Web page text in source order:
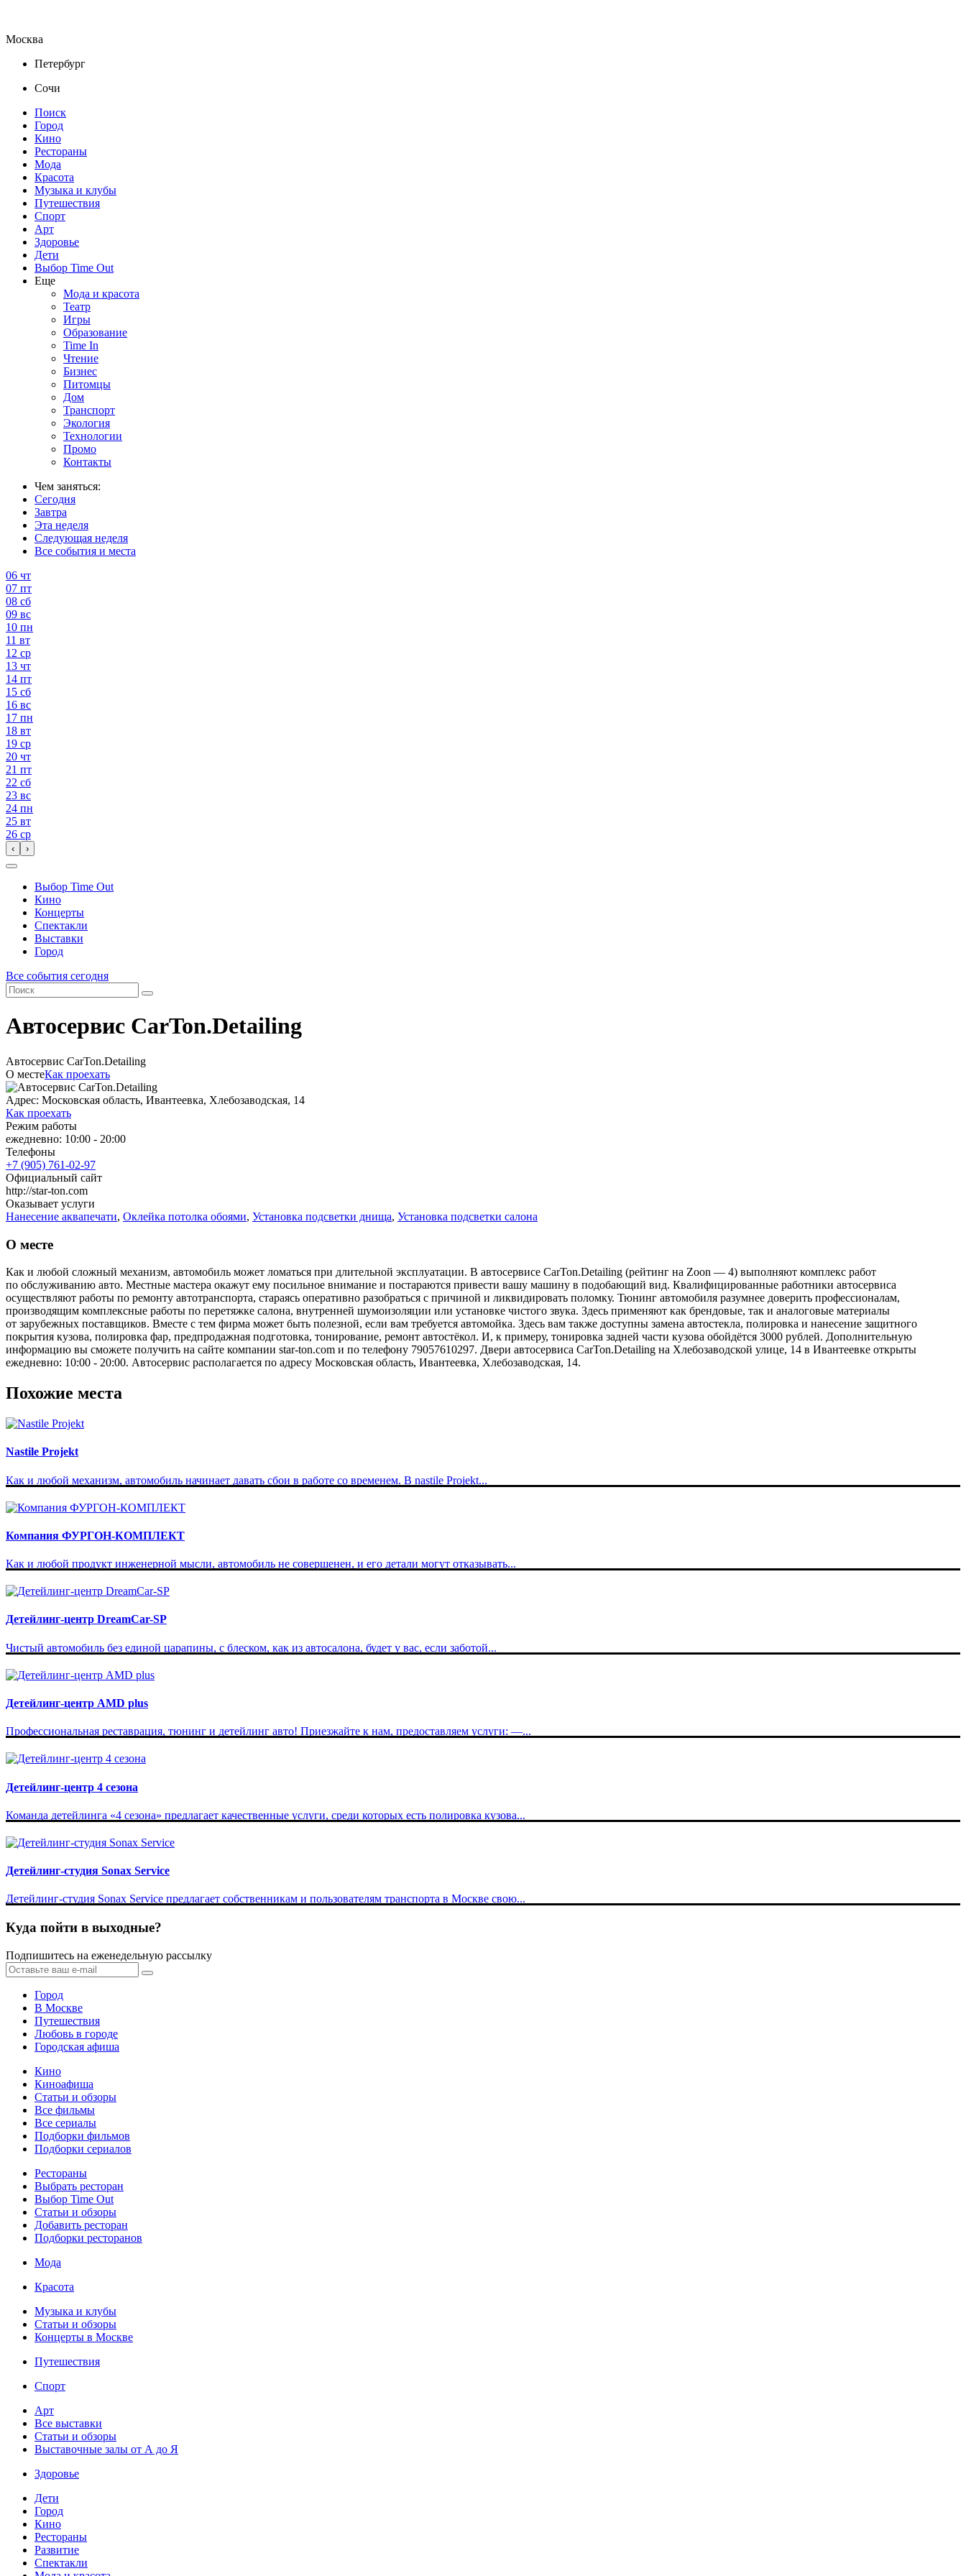
Москва
Петербург
Сочи
Поиск
Город
Кино
Рестораны
Мода
Красота
Музыка и клубы
Путешествия
Спорт
Арт
Здоровье
Дети
Выбор Time Out
Еще
Мода и красота
Театр
Игры
Образование
Time In
Чтение
Бизнес
Питомцы
Дом
Транспорт
Экология
Технологии
Промо
Контакты
Чем заняться:
Сегодня
Завтра
Эта неделя
Следующая неделя
Все события и места
06 чт
07 пт
08 сб
09 вс
10 пн
11 вт
12 ср
13 чт
14 пт
15 сб
16 вс
17 пн
18 вт
19 ср
20 чт
21 пт
22 сб
23 вс
24 пн
25 вт
26 ср
‹ ›
Выбор Time Out
Кино
Концерты
Спектакли
Выставки
Город
Все события сегодня
Автосервис CarTon.Detailing
Автосервис CarTon.Detailing
О местеКак проехать
Адрес: Московская область, Ивантеевка, Хлебозаводская, 14
Как проехать
Режим работы
ежедневно: 10:00 - 20:00
Телефоны
+7 (905) 761-02-97
Официальный сайт
http://star-ton.com
Оказывает услуги
Нанесение аквапечати, Оклейка потолка обоями, Установка подсветки днища, Установка подсветки салона
О месте
Как и любой сложный механизм, автомобиль может ломаться при длительной эксплуатации. В автосервисе CarTon.Detailing (рейтинг на Zoon — 4) выполняют комплекс работ
по обслуживанию авто. Местные мастера окажут ему посильное внимание и постараются привести вашу машину в подобающий вид. Квалифицированные работники автосервиса
осуществляют работы по ремонту автотранспорта, стараясь оперативно разобраться с причиной и ликвидировать поломку. Тюнинг автомобиля разумнее доверить профессионалам,
производящим комплексные работы по перетяжке салона, внутренней шумоизоляции или установке чистого звука. Здесь применяют как брендовые, так и аналоговые материалы
от зарубежных поставщиков. Вместе с тем фирма может быть полезной, если вам требуется автомойка. Здесь вам также доступны замена автостекла, полировка и нанесение защитного
покрытия кузова, полировка фар, предпродажная подготовка, тонирование, ремонт автостёкол. И, к примеру, тонировка задней части кузова обойдётся 3000 рублей. Дополнительную
информацию вы сможете получить на сайте компании star-ton.com и по телефону 79057610297. Двери автосервиса CarTon.Detailing на Хлебозаводской улице, 14 в Ивантеевке открыты
ежедневно: 10:00 - 20:00. Автосервис располагается по адресу Московская область, Ивантеевка, Хлебозаводская, 14.
Похожие места
Nastile Projekt
Как и любой механизм, автомобиль начинает давать сбои в работе со временем. В nastile Projekt...
Компания ФУРГОН-КОМПЛЕКТ
Как и любой продукт инженерной мысли, автомобиль не совершенен, и его детали могут отказывать...
Детейлинг-центр DreamCar-SP
Чистый автомобиль без единой царапины, с блеском, как из автосалона, будет у вас, если заботой...
Детейлинг-центр AMD plus
Профессиональная реставрация, тюнинг и детейлинг авто! Приезжайте к нам, предоставляем услуги: —...
Детейлинг-центр 4 сезона
Команда детейлинга «4 сезона» предлагает качественные услуги, среди которых есть полировка кузова...
Детейлинг-студия Sonax Service
Детейлинг-студия Sonax Service предлагает собственникам и пользователям транспорта в Москве свою...
Куда пойти в выходные?
Подпишитесь на еженедельную рассылку
Город
В Москве
Путешествия
Любовь в городе
Городская афиша
Кино
Киноафиша
Статьи и обзоры
Все фильмы
Все сериалы
Подборки фильмов
Подборки сериалов
Рестораны
Выбрать ресторан
Выбор Time Out
Статьи и обзоры
Добавить ресторан
Подборки ресторанов
Мода
Красота
Музыка и клубы
Статьи и обзоры
Концерты в Москве
Путешествия
Спорт
Арт
Все выставки
Статьи и обзоры
Выставочные залы от А до Я
Здоровье
Дети
Город
Кино
Рестораны
Развитие
Спектакли